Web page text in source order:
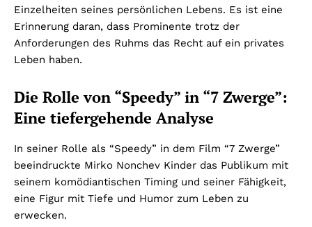
Einzelheiten seines persönlichen Lebens. Es ist eine
Erinnerung daran, dass Prominente trotz der
Anforderungen des Ruhms das Recht auf ein privates
Leben haben.
Die Rolle von “Speedy” in “7 Zwerge”:
Eine tiefergehende Analyse
In seiner Rolle als “Speedy” in dem Film “7 Zwerge”
beeindruckte Mirko Nonchev Kinder das Publikum mit
seinem komödiantischen Timing und seiner Fähigkeit,
eine Figur mit Tiefe und Humor zum Leben zu
erwecken.